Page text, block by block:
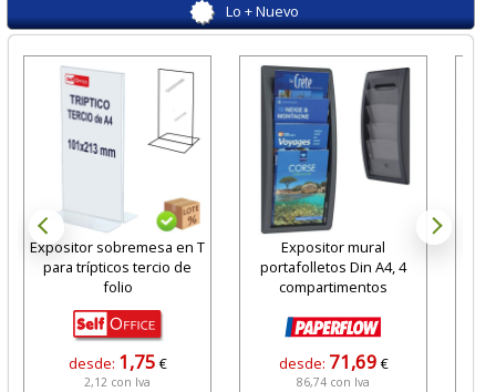
Lo + Nuevo
Expositor sobremesa en T
para trípticos tercio de
folio
desde: 1,75 €
2,12 con Iva
Expositor mural
portafolletos Din A4, 4
compartimentos
desde: 71,69 €
86,74 con Iva